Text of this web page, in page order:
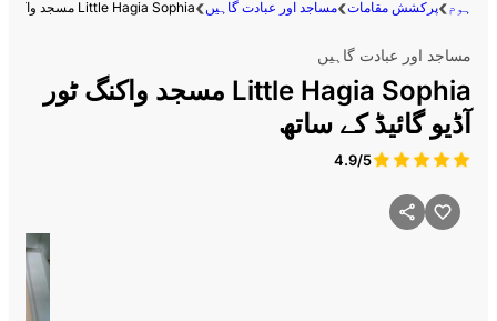
ہوم پرکشش مقامات مساجد اور عبادت گاہیں Little Hagia Sophia مسجد واکنگ ٹور آڈیو گائیڈ کے ساتھ
مساجد اور عبادت گاہیں
Little Hagia Sophia مسجد واکنگ ٹور
آڈیو گائیڈ کے ساتھ
4.9/5